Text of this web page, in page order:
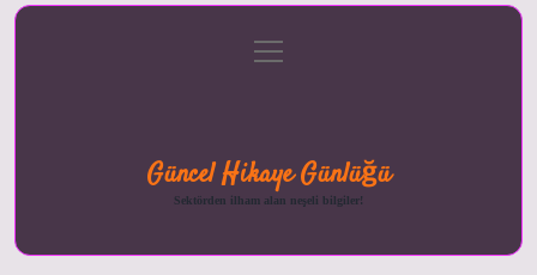
menüyü
aç
Güncel Hikaye Günlüğü
Sektörden ilham alan neşeli bilgiler!